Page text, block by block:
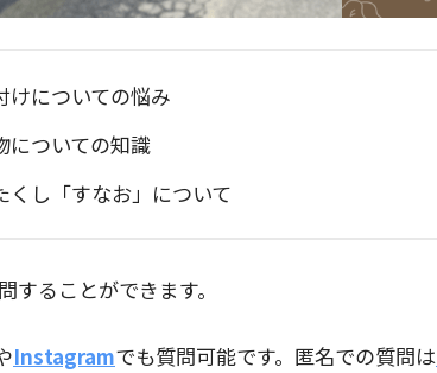
けについての悩み
についての知識
くし「すなお」について
することができます。
Instagramでも質問可能です。匿名での質問は